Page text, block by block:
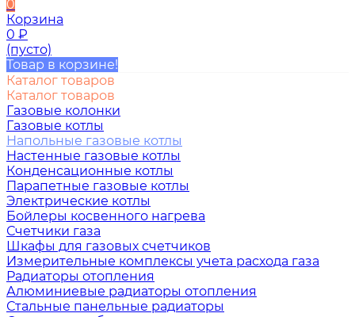
0
Корзина
0 ₽
(пусто)
Товар в корзине!
Каталог товаров
Каталог товаров
Газовые колонки
Газовые котлы
Напольные газовые котлы
Настенные газовые котлы
Конденсационные котлы
Парапетные газовые котлы
Электрические котлы
Бойлеры косвенного нагрева
Счетчики газа
Шкафы для газовых счетчиков
Измерительные комплексы учета расхода газа
Радиаторы отопления
Алюминиевые радиаторы отопления
Стальные панельные радиаторы